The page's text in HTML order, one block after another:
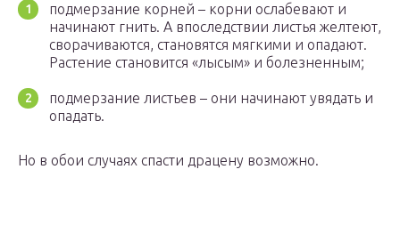
подмерзание корней – корни ослабевают и
начинают гнить. А впоследствии листья желтеют,
сворачиваются, становятся мягкими и опадают.
Растение становится «лысым» и болезненным;
подмерзание листьев – они начинают увядать и
опадать.
Но в обои случаях спасти драцену возможно.